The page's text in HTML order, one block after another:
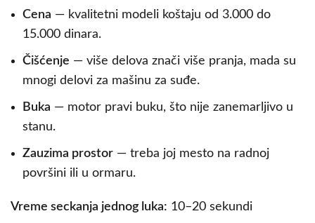
Cena — kvalitetni modeli koštaju od 3.000 do
15.000 dinara.
Čišćenje — više delova znači više pranja, mada su
mnogi delovi za mašinu za suđe.
Buka — motor pravi buku, što nije zanemarljivo u
stanu.
Zauzima prostor — treba joj mesto na radnoj
površini ili u ormaru.
Vreme seckanja jednog luka: 10–20 sekundi